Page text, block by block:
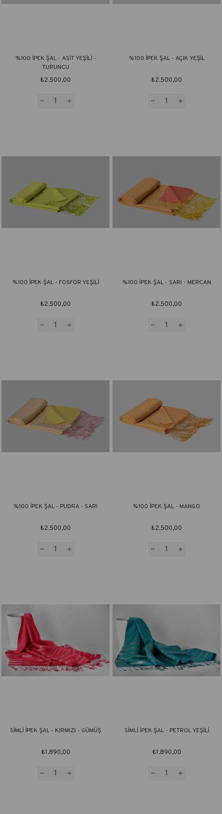
%100 İPEK ŞAL - ASİT YEŞİLİ -
TURUNCU
₺2.500,00
%100 İPEK ŞAL - AÇIK YEŞİL
₺2.500,00
%100 İPEK ŞAL - FOSFOR YEŞİLİ
₺2.500,00
%100 İPEK ŞAL - SARI - MERCAN
₺2.500,00
%100 İPEK ŞAL - PUDRA - SARI
₺2.500,00
%100 İPEK ŞAL - MANGO
₺2.500,00
SİMLİ İPEK ŞAL - KIRMIZI - GÜMÜŞ
₺1.890,00
SİMLİ İPEK ŞAL - PETROL YEŞİLİ
₺1.890,00